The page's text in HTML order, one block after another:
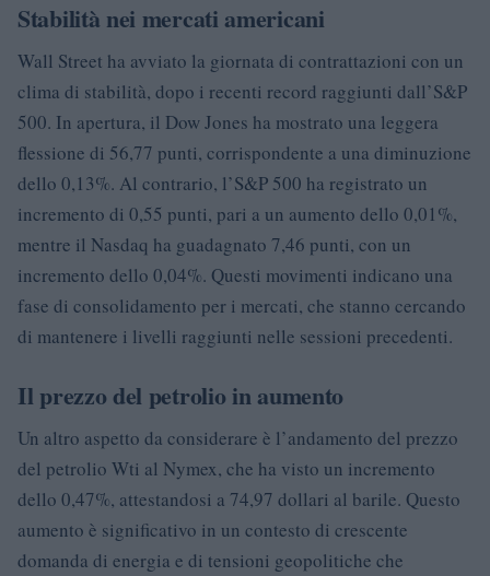
Stabilità nei mercati americani
Wall Street ha avviato la giornata di contrattazioni con un
clima di stabilità, dopo i recenti record raggiunti dall’S&P
500. In apertura, il Dow Jones ha mostrato una leggera
flessione di 56,77 punti, corrispondente a una diminuzione
dello 0,13%. Al contrario, l’S&P 500 ha registrato un
incremento di 0,55 punti, pari a un aumento dello 0,01%,
mentre il Nasdaq ha guadagnato 7,46 punti, con un
incremento dello 0,04%. Questi movimenti indicano una
fase di consolidamento per i mercati, che stanno cercando
di mantenere i livelli raggiunti nelle sessioni precedenti.
Il prezzo del petrolio in aumento
Un altro aspetto da considerare è l’andamento del prezzo
del petrolio Wti al Nymex, che ha visto un incremento
dello 0,47%, attestandosi a 74,97 dollari al barile. Questo
aumento è significativo in un contesto di crescente
domanda di energia e di tensioni geopolitiche che